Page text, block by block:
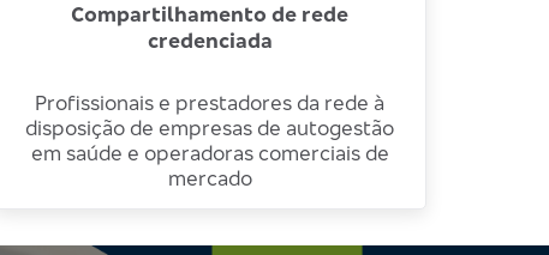
Compartilhamento de rede
credenciada
Profissionais e prestadores da rede à
disposição de empresas de autogestão
em saúde e operadoras comerciais de
mercado